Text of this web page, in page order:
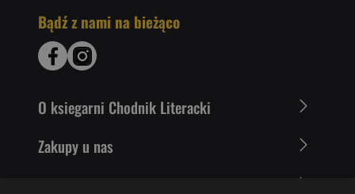
Bądź z nami na bieżąco
O ksiegarni Chodnik Literacki
Zakupy u nas